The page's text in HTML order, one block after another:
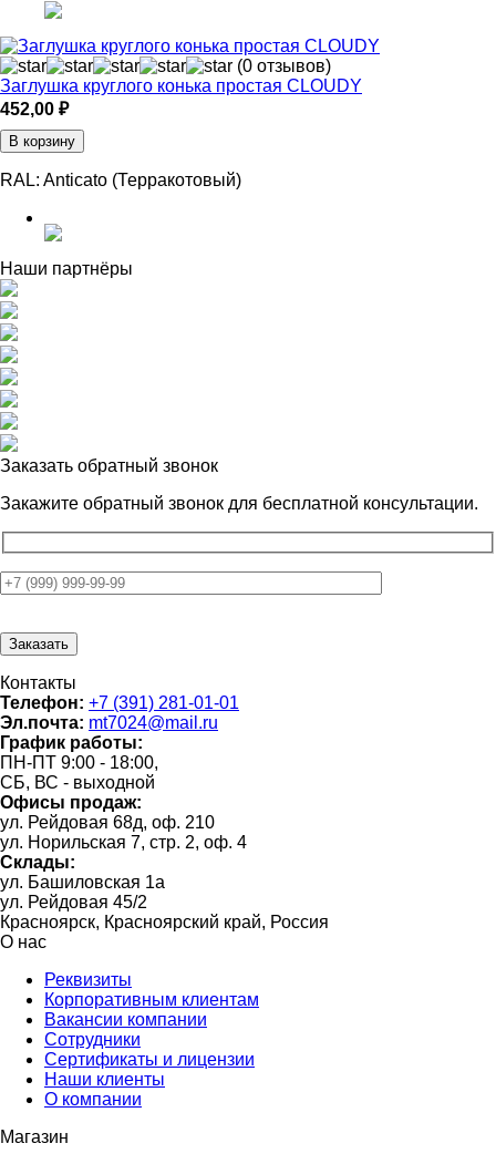
(0 отзывов)
Заглушка круглого конька простая CLOUDY
452,00 ₽
В корзину
RAL: Anticato (Терракотовый)
Наши партнёры
Заказать обратный звонок
Закажите обратный звонок для бесплатной консультации.
Контакты
Телефон: +7 (391) 281-01-01
Эл.почта: mt7024@mail.ru
График работы:
ПН-ПТ 9:00 - 18:00,
СБ, ВС - выходной
Офисы продаж:
ул. Рейдовая 68д, оф. 210
ул. Норильская 7, стр. 2, оф. 4
Склады:
ул. Башиловская 1а
ул. Рейдовая 45/2
Красноярск, Красноярский край, Россия
О нас
Реквизиты
Корпоративным клиентам
Вакансии компании
Сотрудники
Сертификаты и лицензии
Наши клиенты
О компании
Магазин